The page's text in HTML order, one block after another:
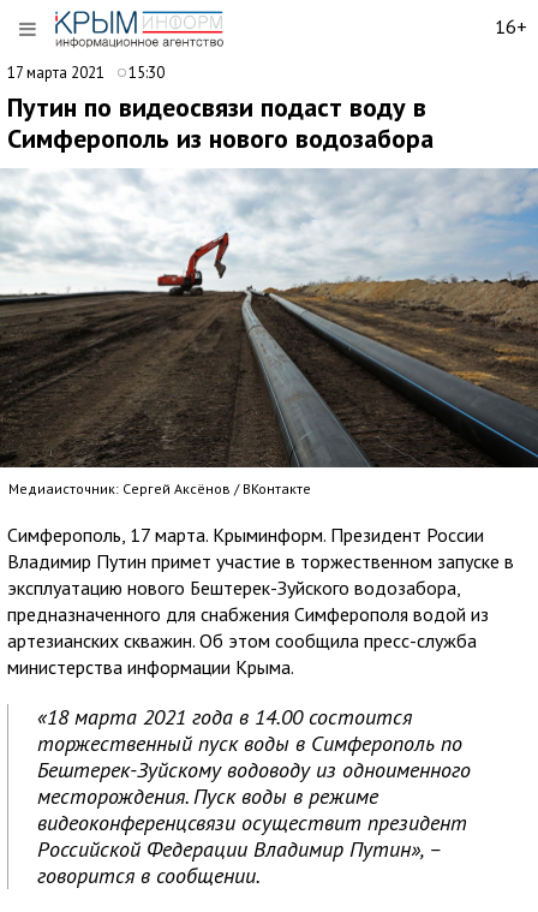
16+
17 марта 2021 15:30
Путин по видеосвязи подаст воду в
Симферополь из нового водозабора
Медиаисточник: Сергей Аксёнов / ВКонтакте
Симферополь, 17 марта. Крыминформ. Президент России
Владимир Путин примет участие в торжественном запуске в
эксплуатацию нового Бештерек-Зуйского водозабора,
предназначенного для снабжения Симферополя водой из
артезианских скважин. Об этом сообщила пресс-служба
министерства информации Крыма.
«18 марта 2021 года в 14.00 состоится
торжественный пуск воды в Симферополь по
Бештерек-Зуйскому водоводу из одноименного
месторождения. Пуск воды в режиме
видеоконференцсвязи осуществит президент
Российской Федерации Владимир Путин», –
говорится в сообщении.